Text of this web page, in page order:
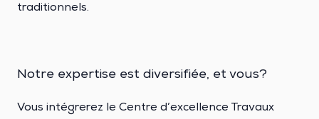
traditionnels.
Notre expertise est diversifiée, et vous?
Vous intégrerez le Centre d’excellence Travaux